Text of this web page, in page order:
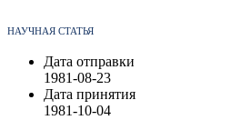
НАУЧНАЯ СТАТЬЯ
Дата отправки
1981-08-23
Дата принятия
1981-10-04